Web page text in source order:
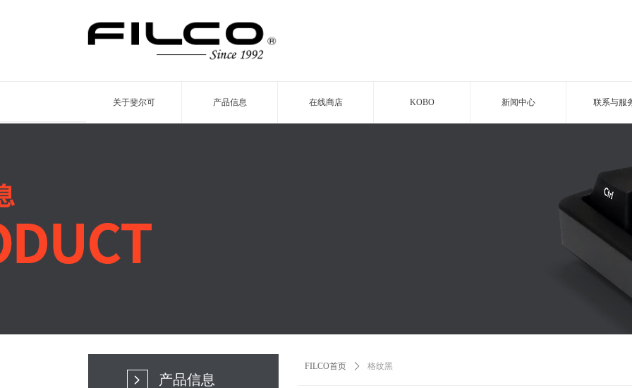
关于斐尔可 产品信息 在线商店 KOBO 新闻中心 联系与服
FILCO首页 ꄲ 格纹黑
产品信息
넲